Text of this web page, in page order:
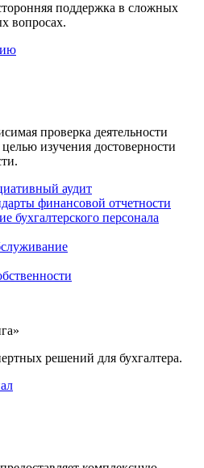
поддержка в сложных
вопросах.
проверка деятельности
изучения достоверности
аудит
финансовой отчетности
бухгалтерского персонала
решений для бухгалтера.